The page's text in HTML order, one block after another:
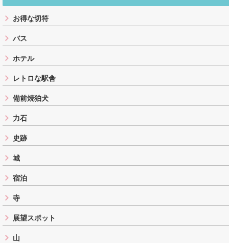
お得な切符
バス
ホテル
レトロな駅舎
備前焼狛犬
力石
史跡
城
宿泊
寺
展望スポット
山